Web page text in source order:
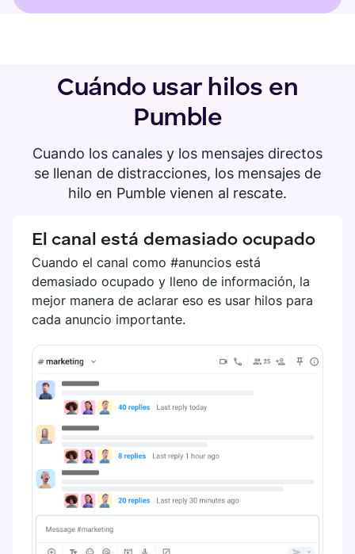
Cuándo usar hilos en
Pumble
Cuando los canales y los mensajes directos
se llenan de distracciones, los mensajes de
hilo en Pumble vienen al rescate.
El canal está demasiado ocupado
Cuando el canal como #anuncios está
demasiado ocupado y lleno de información, la
mejor manera de aclarar eso es usar hilos para
cada anuncio importante.